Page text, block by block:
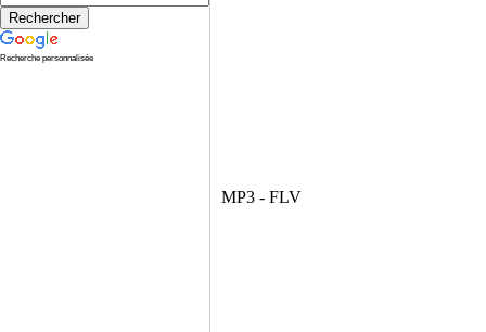
Recherche personnalisée
MP3 - FLV